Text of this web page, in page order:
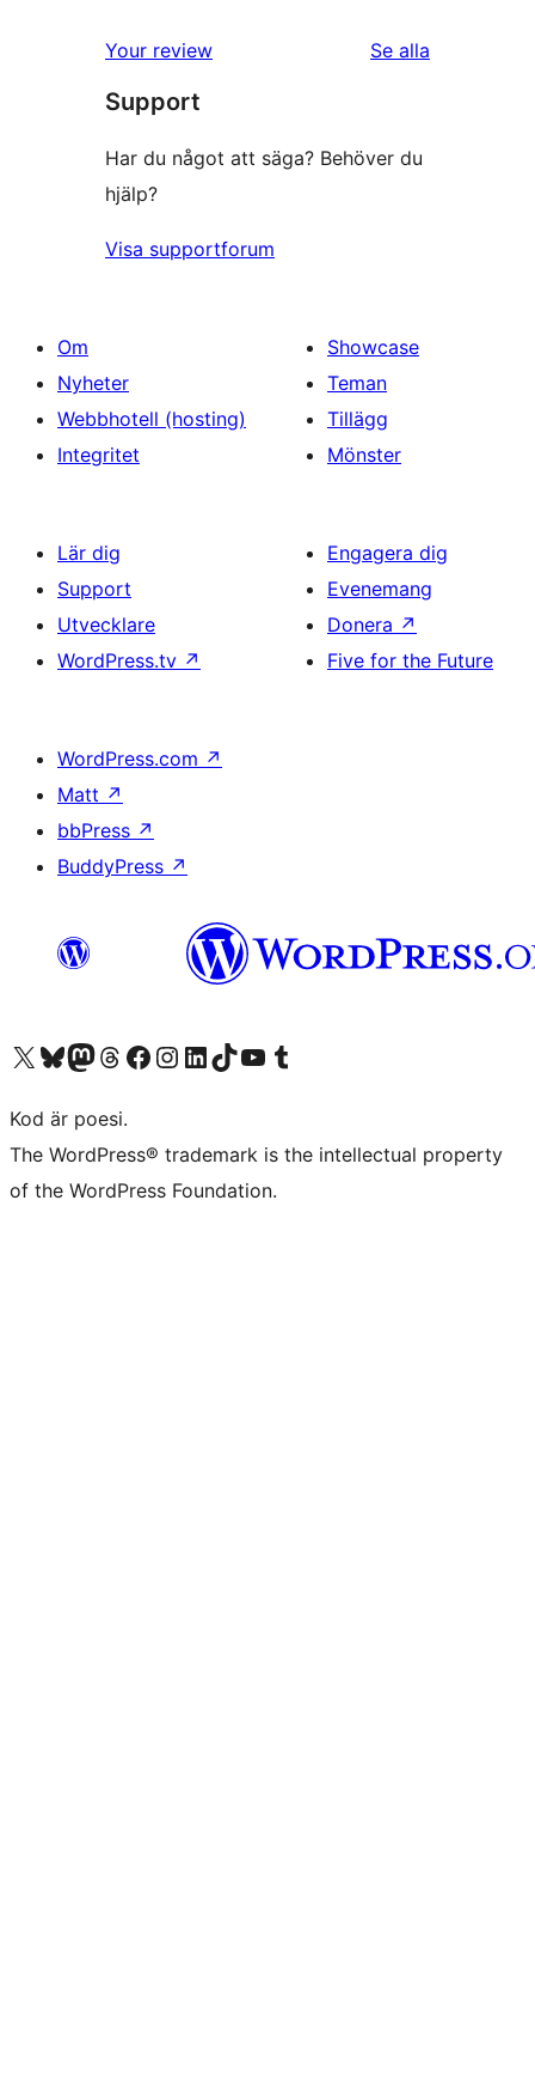
Your review Se alla
Support
Har du något att säga? Behöver du
hjälp?
Visa supportforum
Om
Nyheter
Webbhotell (hosting)
Integritet
Showcase
Teman
Tillägg
Mönster
Lär dig
Support
Utvecklare
WordPress.tv ↗
Engagera dig
Evenemang
Donera ↗
Five for the Future
WordPress.com ↗
Matt ↗
bbPress ↗
BuddyPress ↗
Besök vår X-konto (f.d. Twitter)
Besök vårt Bluesky-konto
Besök vårt Mastodon-konto
Besök vårt Thread-konto
Besök vår Facebook-sidaBesök vårt Instagram-konto
Besök vårt LinkedIn-konto
Besök vårt TikTok-konto
Besök vår YouTube-kanalBesök vårt Tumblr-konto
Kod är poesi.
The WordPress® trademark is the intellectual property
of the WordPress Foundation.